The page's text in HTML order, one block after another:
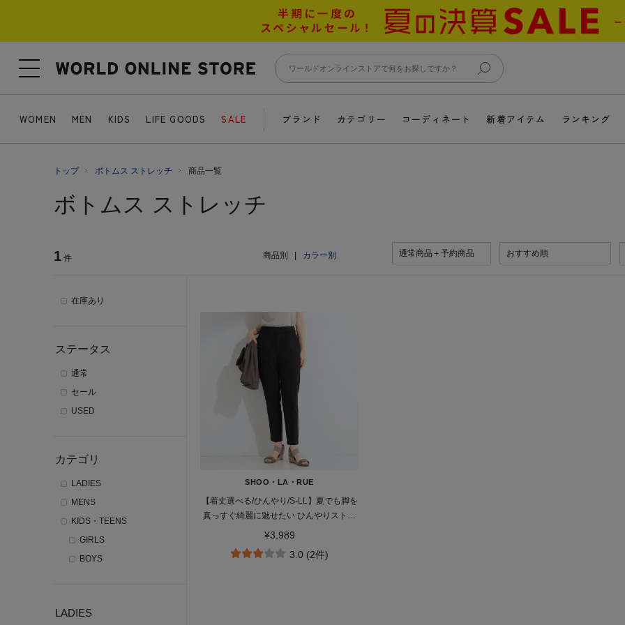
WOMEN MEN KIDS LIFE GOODS SALE ブランド カテゴリー コーディネート 新着アイテム ランキング
トップ ボトムス ストレッチ 商品一覧
ボトムス ストレッチ
1 件 商品別 カラー別 通常商品＋予約商品 おすすめ順
在庫あり
ステータス
通常
セール
USED
カテゴリ
LADIES
MENS
KIDS・TEENS
GIRLS
BOYS
LADIES
SHOO・LA・RUE
【着丈選べる/ひんやり/S-LL】夏でも脚を
真っすぐ綺麗に魅せたい ひんやりストレ
ッチ スティックパンツ
¥3,989
3.0 (2件)